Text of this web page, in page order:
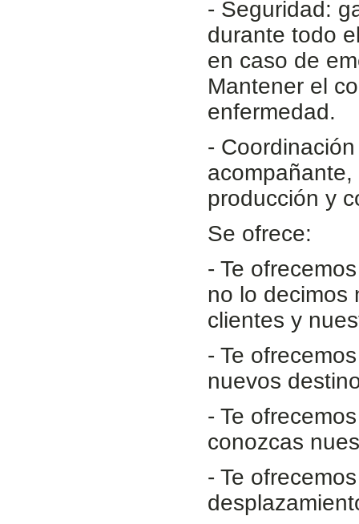
- Seguridad:
durante todo
en caso de
Mantener el
enfermedad.
-
producción y
Se ofrece:
- Te
no lo decimos
clientes y
- Te
nuevos
- Te
conozcas
- Te